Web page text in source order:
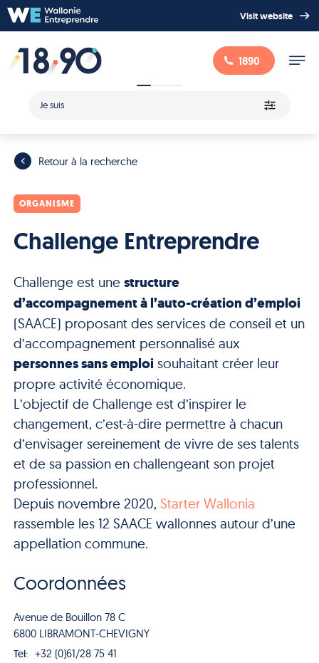
Visit website
1890
Je suis
Retour à la recherche
ORGANISME
Challenge Entreprendre
Challenge est une structure
d’accompagnement à l’auto-création d’emploi
(SAACE) proposant des services de conseil et un
d’accompagnement personnalisé aux
personnes sans emploisouhaitant créer leur
propre activité économique.
L’objectif de Challenge est d’inspirer le
changement, c’est-à-dire permettre à chacun
d’envisager sereinement de vivre de ses talents
et de sa passion en challengeant son projet
professionnel.
Depuis novembre 2020, Starter Wallonia
rassemble les 12 SAACE wallonnes autour d’une
appellation commune.
Coordonnées
Avenue de Bouillon 78 C
6800 LIBRAMONT-CHEVIGNY
Tel: +32 (0)61/28 75 41